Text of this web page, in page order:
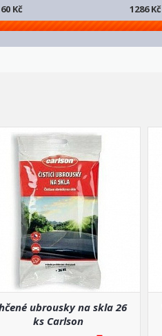
60 Kč 1286Kč
ubrousky na skla 26
ks Carlson